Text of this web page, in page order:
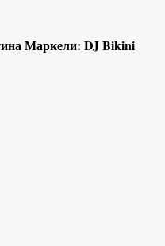
Маркели: DJ Bikini